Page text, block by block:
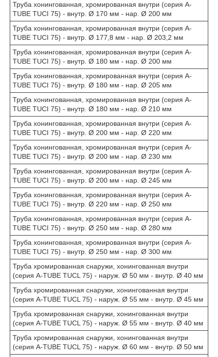
Труба хонингованная, хромированная внутри (серия A-
TUBE TUCI 75) - внутр. Ø 170 мм - нар. Ø 200 мм
Труба хонингованная, хромированная внутри (серия A-
TUBE TUCI 75) - внутр. Ø 177,8 мм - нар. Ø 203,2 мм
Труба хонингованная, хромированная внутри (серия A-
TUBE TUCI 75) - внутр. Ø 180 мм - нар. Ø 200 мм
Труба хонингованная, хромированная внутри (серия A-
TUBE TUCI 75) - внутр. Ø 180 мм - нар. Ø 205 мм
Труба хонингованная, хромированная внутри (серия A-
TUBE TUCI 75) - внутр. Ø 180 мм - нар. Ø 210 мм
Труба хонингованная, хромированная внутри (серия A-
TUBE TUCI 75) - внутр. Ø 200 мм - нар. Ø 220 мм
Труба хонингованная, хромированная внутри (серия A-
TUBE TUCI 75) - внутр. Ø 200 мм - нар. Ø 230 мм
Труба хонингованная, хромированная внутри (серия A-
TUBE TUCI 75) - внутр. Ø 200 мм - нар. Ø 245 мм
Труба хонингованная, хромированная внутри (серия A-
TUBE TUCI 75) - внутр. Ø 220 мм - нар. Ø 250 мм
Труба хонингованная, хромированная внутри (серия A-
TUBE TUCI 75) - внутр. Ø 250 мм - нар. Ø 280 мм
Труба хонингованная, хромированная внутри (серия A-
TUBE TUCI 75) - внутр. Ø 250 мм - нар. Ø 300 мм
Труба хромированная снаружи, хонингованная внутри
(серия A-TUBE TUCL 75) - наруж. Ø 50 мм - внутр. Ø 40 мм
Труба хромированная снаружи, хонингованная внутри
(серия A-TUBE TUCL 75) - наруж. Ø 55 мм - внутр. Ø 45 мм
Труба хромированная снаружи, хонингованная внутри
(серия A-TUBE TUCL 75) - наруж. Ø 55 мм - внутр. Ø 40 мм
Труба хромированная снаружи, хонингованная внутри
(серия A-TUBE TUCL 75) - наруж. Ø 60 мм - внутр. Ø 50 мм